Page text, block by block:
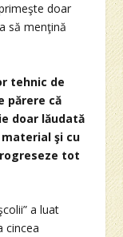
doar
să menţină
tehnic de
părere că
doar lăudată
şi cu
tot
a luat
cincea